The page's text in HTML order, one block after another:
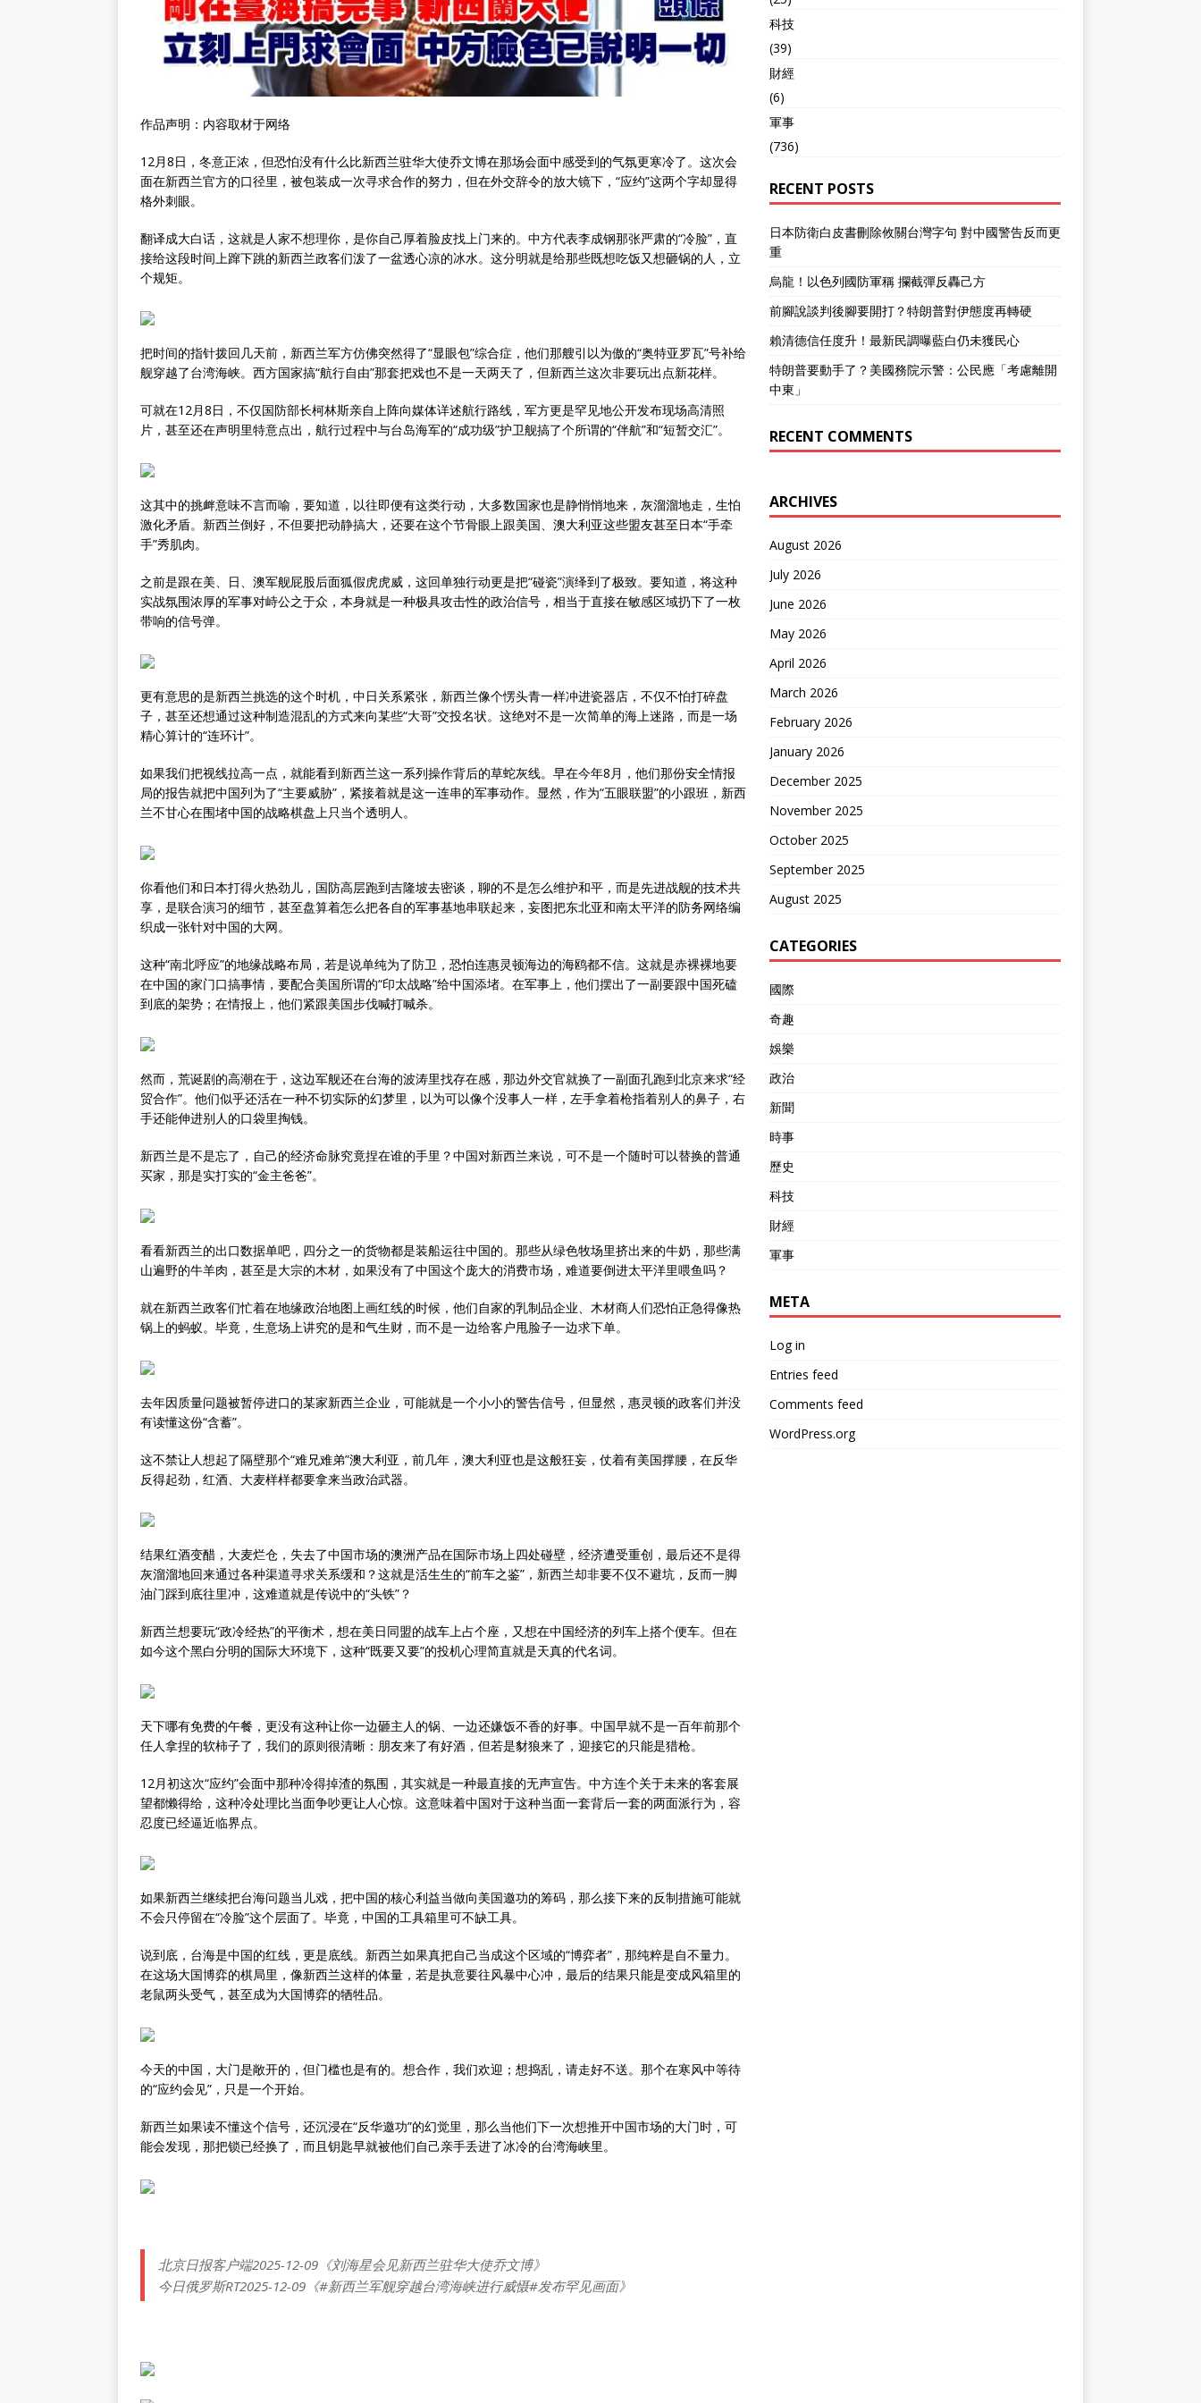
作品声明：内容取材于网络
12月8日，冬意正浓，但恐怕没有什么比新西兰驻华大使乔文博在那场会面中感受到的气氛更寒冷了。这次会
面在新西兰官方的口径里，被包装成一次寻求合作的努力，但在外交辞令的放大镜下，“应约”这两个字却显得
格外刺眼。
翻译成大白话，这就是人家不想理你，是你自己厚着脸皮找上门来的。中方代表李成钢那张严肃的“冷脸”，直
接给这段时间上蹿下跳的新西兰政客们泼了一盆透心凉的冰水。这分明就是给那些既想吃饭又想砸锅的人，立
个规矩。
把时间的指针拨回几天前，新西兰军方仿佛突然得了“显眼包”综合症，他们那艘引以为傲的“奥特亚罗瓦”号补给
舰穿越了台湾海峡。西方国家搞“航行自由”那套把戏也不是一天两天了，但新西兰这次非要玩出点新花样。
可就在12月8日，不仅国防部长柯林斯亲自上阵向媒体详述航行路线，军方更是罕见地公开发布现场高清照
片，甚至还在声明里特意点出，航行过程中与台岛海军的“成功级”护卫舰搞了个所谓的“伴航”和“短暂交汇”。
这其中的挑衅意味不言而喻，要知道，以往即便有这类行动，大多数国家也是静悄悄地来，灰溜溜地走，生怕
激化矛盾。新西兰倒好，不但要把动静搞大，还要在这个节骨眼上跟美国、澳大利亚这些盟友甚至日本“手牵
手”秀肌肉。
之前是跟在美、日、澳军舰屁股后面狐假虎虎威，这回单独行动更是把“碰瓷”演绎到了极致。要知道，将这种
实战氛围浓厚的军事对峙公之于众，本身就是一种极具攻击性的政治信号，相当于直接在敏感区域扔下了一枚
带响的信号弹。
更有意思的是新西兰挑选的这个时机，中日关系紧张，新西兰像个愣头青一样冲进瓷器店，不仅不怕打碎盘
子，甚至还想通过这种制造混乱的方式来向某些“大哥”交投名状。这绝对不是一次简单的海上迷路，而是一场
精心算计的“连环计”。
如果我们把视线拉高一点，就能看到新西兰这一系列操作背后的草蛇灰线。早在今年8月，他们那份安全情报
局的报告就把中国列为了“主要威胁”，紧接着就是这一连串的军事动作。显然，作为“五眼联盟”的小跟班，新西
兰不甘心在围堵中国的战略棋盘上只当个透明人。
你看他们和日本打得火热劲儿，国防高层跑到吉隆坡去密谈，聊的不是怎么维护和平，而是先进战舰的技术共
享，是联合演习的细节，甚至盘算着怎么把各自的军事基地串联起来，妄图把东北亚和南太平洋的防务网络编
织成一张针对中国的大网。
这种“南北呼应”的地缘战略布局，若是说单纯为了防卫，恐怕连惠灵顿海边的海鸥都不信。这就是赤裸裸地要
在中国的家门口搞事情，要配合美国所谓的“印太战略”给中国添堵。在军事上，他们摆出了一副要跟中国死磕
到底的架势；在情报上，他们紧跟美国步伐喊打喊杀。
然而，荒诞剧的高潮在于，这边军舰还在台海的波涛里找存在感，那边外交官就换了一副面孔跑到北京来求“经
贸合作”。他们似乎还活在一种不切实际的幻梦里，以为可以像个没事人一样，左手拿着枪指着别人的鼻子，右
手还能伸进别人的口袋里掏钱。
新西兰是不是忘了，自己的经济命脉究竟捏在谁的手里？中国对新西兰来说，可不是一个随时可以替换的普通
买家，那是实打实的“金主爸爸”。
看看新西兰的出口数据单吧，四分之一的货物都是装船运往中国的。那些从绿色牧场里挤出来的牛奶，那些满
山遍野的牛羊肉，甚至是大宗的木材，如果没有了中国这个庞大的消费市场，难道要倒进太平洋里喂鱼吗？
就在新西兰政客们忙着在地缘政治地图上画红线的时候，他们自家的乳制品企业、木材商人们恐怕正急得像热
锅上的蚂蚁。毕竟，生意场上讲究的是和气生财，而不是一边给客户甩脸子一边求下单。
去年因质量问题被暂停进口的某家新西兰企业，可能就是一个小小的警告信号，但显然，惠灵顿的政客们并没
有读懂这份“含蓄”。
这不禁让人想起了隔壁那个“难兄难弟”澳大利亚，前几年，澳大利亚也是这般狂妄，仗着有美国撑腰，在反华
反得起劲，红酒、大麦样样都要拿来当政治武器。
结果红酒变醋，大麦烂仓，失去了中国市场的澳洲产品在国际市场上四处碰壁，经济遭受重创，最后还不是得
灰溜溜地回来通过各种渠道寻求关系缓和？这就是活生生的“前车之鉴”，新西兰却非要不仅不避坑，反而一脚
油门踩到底往里冲，这难道就是传说中的“头铁”？
新西兰想要玩“政冷经热”的平衡术，想在美日同盟的战车上占个座，又想在中国经济的列车上搭个便车。但在
如今这个黑白分明的国际大环境下，这种“既要又要”的投机心理简直就是天真的代名词。
天下哪有免费的午餐，更没有这种让你一边砸主人的锅、一边还嫌饭不香的好事。中国早就不是一百年前那个
任人拿捏的软柿子了，我们的原则很清晰：朋友来了有好酒，但若是豺狼来了，迎接它的只能是猎枪。
12月初这次“应约”会面中那种冷得掉渣的氛围，其实就是一种最直接的无声宣告。中方连个关于未来的客套展
望都懒得给，这种冷处理比当面争吵更让人心惊。这意味着中国对于这种当面一套背后一套的两面派行为，容
忍度已经逼近临界点。
如果新西兰继续把台海问题当儿戏，把中国的核心利益当做向美国邀功的筹码，那么接下来的反制措施可能就
不会只停留在“冷脸”这个层面了。毕竟，中国的工具箱里可不缺工具。
说到底，台海是中国的红线，更是底线。新西兰如果真把自己当成这个区域的“博弈者”，那纯粹是自不量力。
在这场大国博弈的棋局里，像新西兰这样的体量，若是执意要往风暴中心冲，最后的结果只能是变成风箱里的
老鼠两头受气，甚至成为大国博弈的牺牲品。
今天的中国，大门是敞开的，但门槛也是有的。想合作，我们欢迎；想捣乱，请走好不送。那个在寒风中等待
的“应约会见”，只是一个开始。
新西兰如果读不懂这个信号，还沉浸在“反华邀功”的幻觉里，那么当他们下一次想推开中国市场的大门时，可
能会发现，那把锁已经换了，而且钥匙早就被他们自己亲手丢进了冰冷的台湾海峡里。
北京日报客户端2025-12-09《刘海星会见新西兰驻华大使乔文博》
今日俄罗斯RT2025-12-09《#新西兰军舰穿越台湾海峡进行威慑#发布罕见画面》
科技
(39)
財經
(6)
軍事
(736)
RECENT POSTS
日本防衛白皮書刪除攸關台灣字句 對中國警告反而更
重
烏龍！以色列國防軍稱 攔截彈反轟己方
前腳說談判後腳要開打？特朗普對伊態度再轉硬
賴清德信任度升！最新民調曝藍白仍未獲民心
特朗普要動手了？美國務院示警：公民應「考慮離開
中東」
RECENT COMMENTS
ARCHIVES
August 2026
July 2026
June 2026
May 2026
April 2026
March 2026
February 2026
January 2026
December 2025
November 2025
October 2025
September 2025
August 2025
CATEGORIES
國際
奇趣
娛樂
政治
新聞
時事
歷史
科技
財經
軍事
META
Log in
Entries feed
Comments feed
WordPress.org